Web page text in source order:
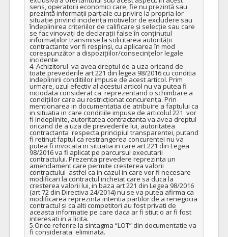
sens, operatorii economici care, fie nu prezintă sau
prezintă informații parțiale cu privire la propria lor
situație privind incidența motivelor de excludere sau
îndeplinirea criteriilor de calificare și selecție sau care
se fac vinovați de declarații false în conținutul
informațiilor transmise la solicitarea autorității
contractante vor fi respinși, cu aplicarea în mod
corespunzător a dispozițiilor/consecințelor legale
incidente
4. Achizitorul  va avea dreptul de a uza oricand de
toate prevederile art 221 din legea 98/2016 cu conditia
indeplinirii conditiilor impuse de acest articol. Prim
urmare, uzul efectiv al acestui articol nu va putea fi
niciodata considerat ca  reprezentand o schimbare a
condițiilor care au restricționat concurența. Prin
mentionarea in documentatia de atribuire a faptului ca
in situatia in care conditiile impuse de articolul 221  vor
fi indeplinite, autoritatea contractanta va avea dreptul
oricand de a uza de prevederile lui, autoritatea
contractanta  respecta principiul transparentei, putand
fi retinut faptul ca restrangerea concurentei nu va
putea fi invocata in situatia in care art 221 din Legea
98/2016 va fi aplicat pe parcursul executarii
contractului. Prezenta prevedere reprezinta un
amendament care permite cresterea valorii
contractului  astfel ca in cazul in care vor fi necesare
modificari la contractul incheiat care sa duca la
cresterea valorii lui, in baza art 221 din Legea 98/2016
(art 72 din Directiva 24/2014) nu se va putea afirma ca
modificarea reprezinta intentia partilor de a renegocia
contractul si ca alti competitori au fost privati de
aceasta informatie pe care daca ar fi stiut o ar fi fost
interesati in a licita.
5.Orice referire la sintagma “LOT” din documentatie va
fi considerata  eliminata.